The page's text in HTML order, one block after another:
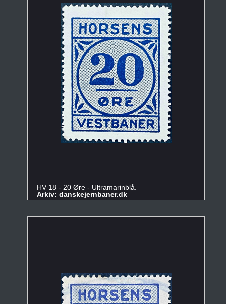
HV 18 - 20 Øre - Ultramarinblå.
Arkiv: danskejernbaner.dk